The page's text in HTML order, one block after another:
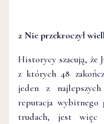
2 Nie przekroczył
Historycy szacują, że
z których 48
jeden z
reputacja wybitnego
trudach, jest więc